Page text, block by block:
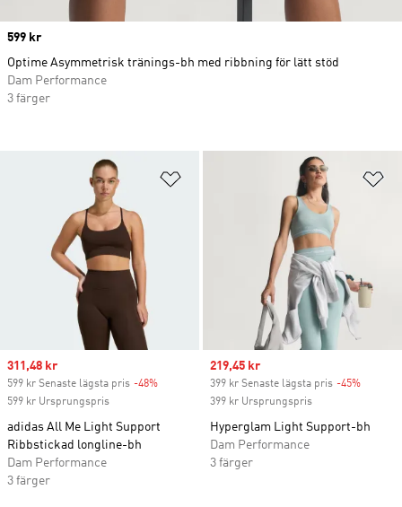
Lägg till på önskelistan
Sale price
311,48 kr
599 kr Senaste lägsta pris -48%
599 kr Ursprungspris
adidas All Me Light Support
Ribbstickad longline-bh
Dam Performance
3 färger
Sale price
219,45 kr
399 kr Senaste lägsta pris -45%
399 kr Ursprungspris
Hyperglam Light Support-bh
Dam Performance
3 färger
Price
599 kr
Optime Asymmetrisk tränings-bh med ribbning för lätt stöd
Dam Performance
3 färger